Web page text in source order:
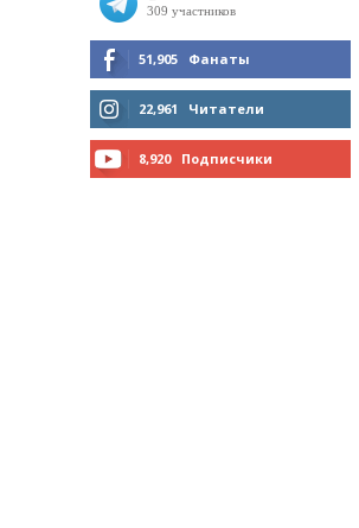
51,905 Фанаты
МНЕ НРАВИТСЯ
22,961 Читатели
8,920 Подписчики